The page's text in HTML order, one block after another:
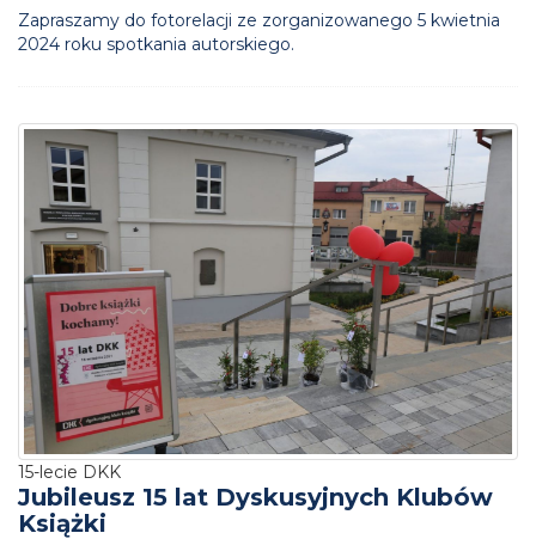
Zapraszamy do fotorelacji ze zorganizowanego 5 kwietnia
2024 roku spotkania autorskiego.
15-lecie DKK
Jubileusz 15 lat Dyskusyjnych Klubów
Książki